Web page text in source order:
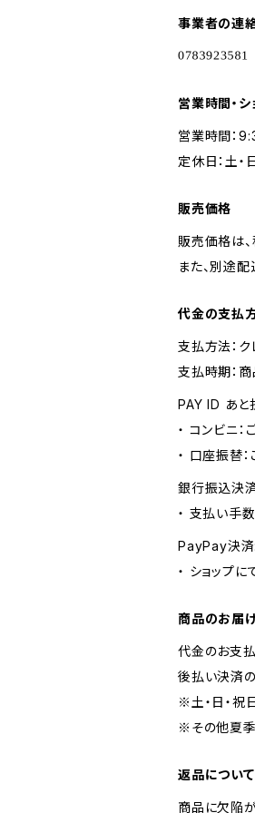
事業者の連
営業時間・
営業時間：
定休日：土・
販売価格
販売価格は、
また、別途
代金の支払
支払方法：ク
支払時期：
PAY ID あと
・ コンビニ
・ 口座振替
銀行振込決
・ 支払い手
PayPay決済:
・ ショップ
商品のお届
代金のお支
後払い決済
※土・日・祝
※その他夏季
返品について
商品に欠陥